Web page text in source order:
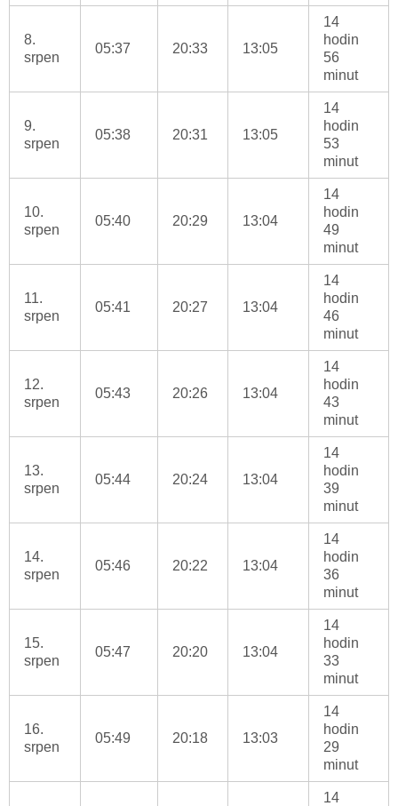
8.
srpen
05:37 20:33 13:05
14
hodin
56
minut
9.
srpen
05:38 20:31 13:05
14
hodin
53
minut
10.
srpen
05:40 20:29 13:04
14
hodin
49
minut
11.
srpen
05:41 20:27 13:04
14
hodin
46
minut
12.
srpen
05:43 20:26 13:04
14
hodin
43
minut
13.
srpen
05:44 20:24 13:04
14
hodin
39
minut
14.
srpen
05:46 20:22 13:04
14
hodin
36
minut
15.
srpen
05:47 20:20 13:04
14
hodin
33
minut
16.
srpen
05:49 20:18 13:03
14
hodin
29
minut
14